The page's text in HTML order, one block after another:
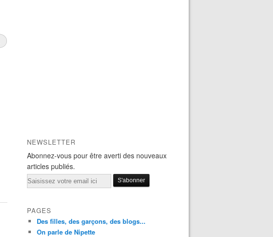
NEWSLETTER
Abonnez-vous pour être averti des nouveaux
articles publiés.
Email
PAGES
Des filles, des garçons, des blogs...
On parle de Nipette